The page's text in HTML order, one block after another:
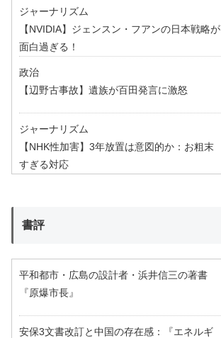
ジャーナリズム
【NVIDIA】ジェンスン・フアンの日本戦略が
面白過ぎる！
政治
【辺野古事故】遺族が百田発言に激怒
ジャーナリズム
【NHK性加害】3年放置は意図的か：お粗末
すぎる対応
書評
平和都市・広島の設計者・浜井信三の著書
『原爆市長』
安保3文書改訂と中国の存在感：『エネルギ